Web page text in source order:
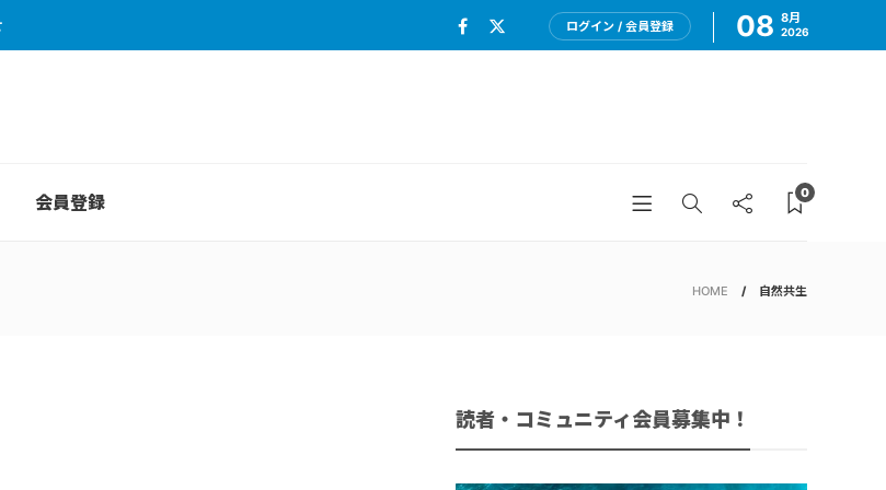
ログイン / 会員登録 08 8月
2026
会員登録 0
HOME 自然共生
読者・コミュニティ会員募集中！